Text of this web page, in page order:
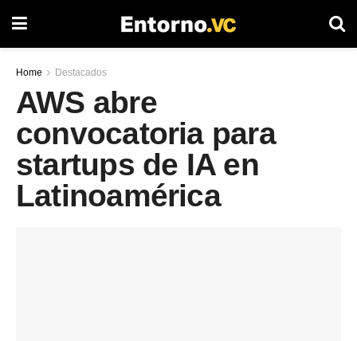
Home Destacados
AWS abre
convocatoria para
startups de IA en
Latinoamérica